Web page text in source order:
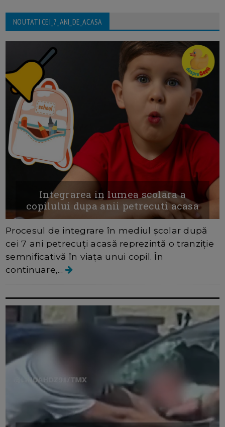
NOUTATI CEI_7_ANI_DE_ACASA
Integrarea in lumea scolara a
copilului dupa anii petrecuti acasa
Procesul de integrare în mediul școlar după
cei 7 ani petrecuți acasă reprezintă o tranziție
semnificativă în viața unui copil. În
continuare,...